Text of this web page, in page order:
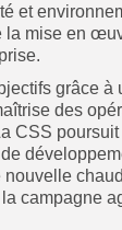
et
mise en
grâce à
des
CSS
nouvelle
campagne